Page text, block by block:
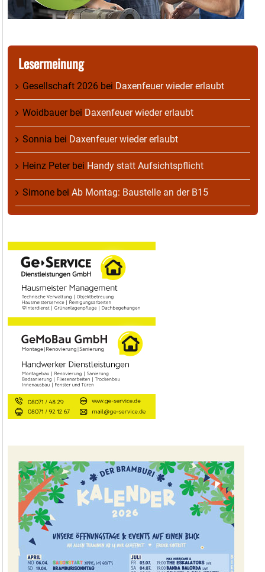
Lesermeinung
Gesellschaft 2026 bei Daxenfeuer wieder erlaubt
Woidbauerbei Daxenfeuer wieder erlaubt
Sonnia bei Daxenfeuer wieder erlaubt
Heinz Peterbei Handy statt Aufsichtspflicht
Simone bei Ab Montag: Baustelle an der B15